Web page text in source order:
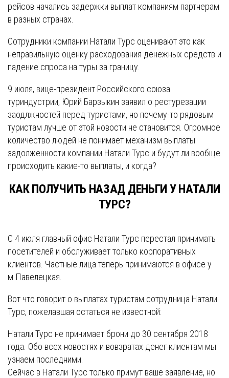
рейсов начались задержки выплат компаниям партнерам
в разных странах.
Сотрудники компании Натали Турс оценивают это как
неправильную оценку расходования денежных средств и
падение спроса на туры за границу.
9 июля, вице-президент Российского союза
туриндустрии, Юрий Барзыкин заявил о рестурезации
заодлжностей перед туристами, но почему-то рядовым
туристам лучше от этой новости не становится. Огромное
количество людей не понимает механизм выплаты
задолженности компании Натали Турс и будут ли вообще
происходить какие-то выплаты, и когда?
КАК ПОЛУЧИТЬ НАЗАД ДЕНЬГИ У НАТАЛИ
ТУРС?
С 4 июля главный офис Натали Турс перестал принимать
посетителей и обслуживает только корпоративных
клиентов. Частные лица теперь принимаются в офисе у
м.Павелецкая.
Вот что говорит о выплатах туристам сотрудница Натали
Турс, пожелавшая остаться не известной:
Натали Турс не принимает брони до 30 сентября 2018
года. Обо всех новостях и вовзратах денег клиентам мы
узнаем последними.
Сейчас в Натали Турс только примут ваше заявление, но